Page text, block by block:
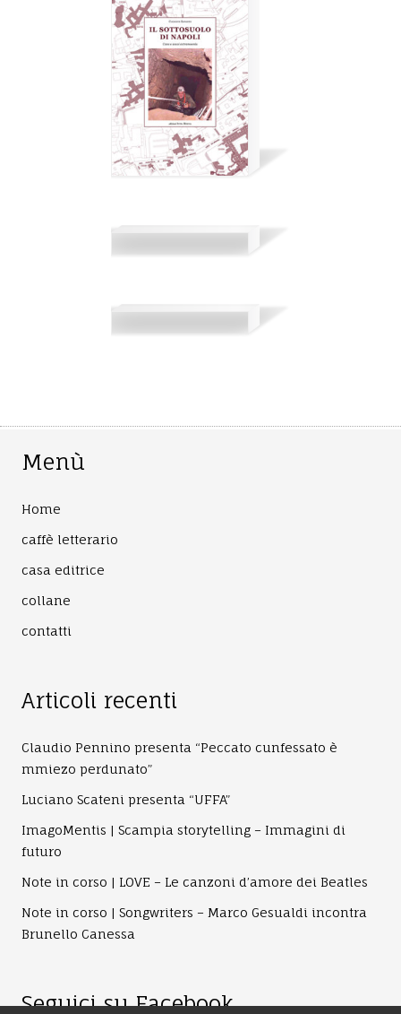
Menù
Home
caffè letterario
casa editrice
collane
contatti
Articoli recenti
Claudio Pennino presenta “Peccato cunfessato è
mmiezo perdunato”
Luciano Scateni presenta “UFFA”
ImagoMentis | Scampia storytelling – Immagini di
futuro
Note in corso | LOVE – Le canzoni d’amore dei Beatles
Note in corso | Songwriters – Marco Gesualdi incontra
Brunello Canessa
Seguici su Facebook